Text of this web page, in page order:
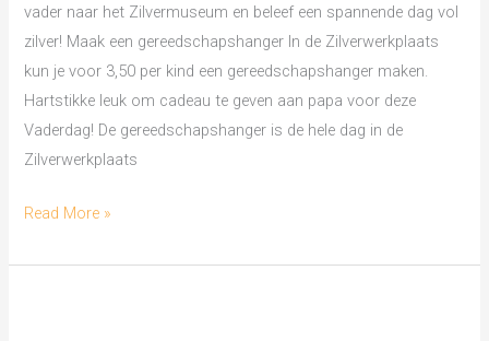
vader naar het Zilvermuseum en beleef een spannende dag vol
zilver! Maak een gereedschapshanger In de Zilverwerkplaats
kun je voor 3,50 per kind een gereedschapshanger maken.
Hartstikke leuk om cadeau te geven aan papa voor deze
Vaderdag! De gereedschapshanger is de hele dag in de
Zilverwerkplaats
Read More »